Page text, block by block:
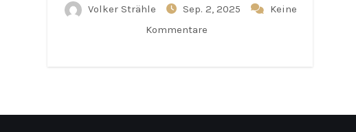
Volker Strähle Sep. 2, 2025
Keine
Kommentare